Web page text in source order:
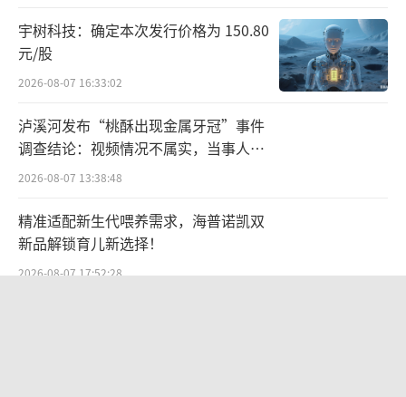
2%，营收占比高达57.8%。
据了解，除了河北外，湖南是老白干最重
要的销售市场，上半年营收4.7亿元。不过，今
年上半年，老白干酒在湖南少了141个经销商，
变动较大，且过往湖南经销商数量均在上涨。
量的减少必定会影响白酒在当地的销量。
老白干方面在9月底回应称，湖南武陵酒采
宇树科技：确定本次发行价格为 150.80
元/股
2026-08-07 16:33:02
泸溪河发布“桃酥出现金属牙冠”事件
调查结论：视频情况不属实，当事人已
主动删除致歉
2026-08-07 13:38:48
精准适配新生代喂养需求，海普诺凯双
新品解锁育儿新选择！
2026-08-07 17:52:28